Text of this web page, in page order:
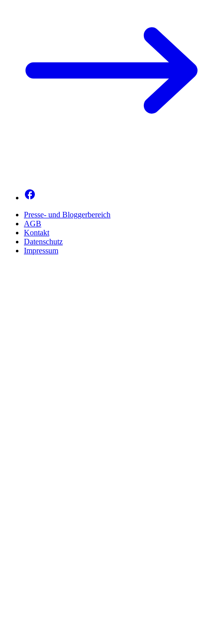
Presse- und Bloggerbereich
AGB
Kontakt
Datenschutz
Impressum